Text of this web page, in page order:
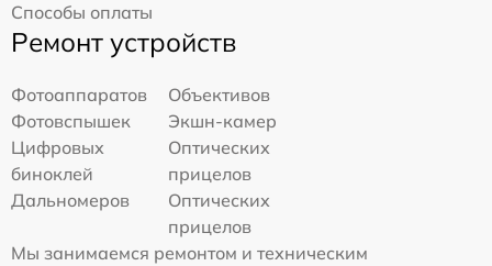
Способы оплаты
Ремонт устройств
Фотоаппаратов
Объективов
Фотовспышек
Экшн-камер
Цифровых
биноклей
Оптических
прицелов
Дальномеров
Оптических
прицелов
Мы занимаемся ремонтом и техническим